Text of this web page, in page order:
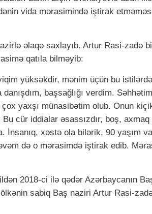
vida mərasimində iştirak
əlaqə saxlayıb. Artur Rasi-zadə
qatıla bilməyib:
yüksəkdir, mənim üçün bu
başsağlığı verdim.
yaxşı münasibətim olub. Onun
cür iddialar əsassızdır, boş,
İnsanıq, xəstə ola bilərik, 90 yaşım
də o mərasimdə iştirak edib.
2018-ci ilə qədər Azərbaycanın
sabiq Baş naziri Artur Rasi-